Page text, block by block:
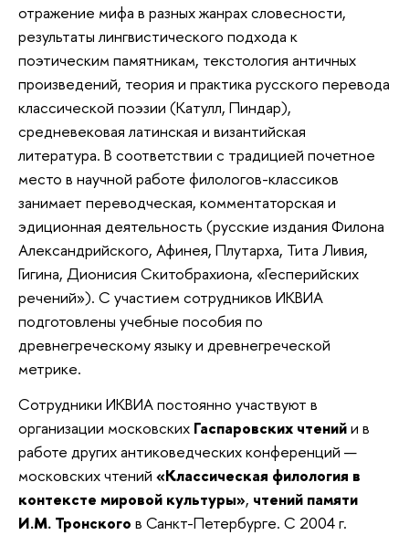
отражение мифа в разных жанрах словесности,
результаты лингвистического подхода к
поэтическим памятникам, текстология античных
произведений, теория и практика русского перевода
классической поэзии (Катулл, Пиндар),
средневековая латинская и византийская
литература. В соответствии с традицией почетное
место в научной работе филологов-классиков
занимает переводческая, комментаторская и
эдиционная деятельность (русские издания Филона
Александрийского, Афинея, Плутарха, Тита Ливия,
Гигина, Дионисия Скитобрахиона, «Гесперийских
речений»). С участием сотрудников ИКВИА
подготовлены учебные пособия по
древнегреческому языку и древнегреческой
метрике.
Сотрудники ИКВИА постоянно участвуют в
организации московских Гаспаровских чтенийи в
работе других антиковедческих конференций —
московских чтений «Классическая филология в
контексте мировой культуры», чтений памяти
И.М. Тронского в Санкт-Петербурге. С 2004 г.